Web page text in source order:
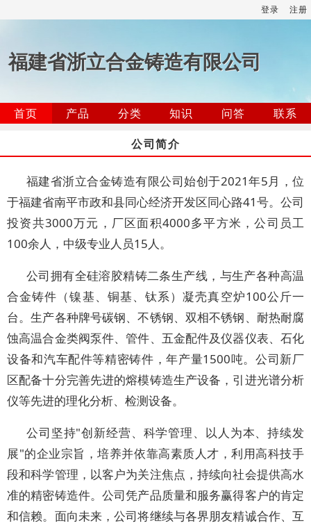
登录 注册
福建省浙立合金铸造有限公司
首页 产品 分类 知识 问答
联系
公司简介
福建省浙立合金铸造有限公司始创于2021年5月，位
于福建省南平市政和县同心经济开发区同心路41号。公司
投资共3000万元，厂区面积4000多平方米，公司员工
100余人，中级专业人员15人。
公司拥有全硅溶胶精铸二条生产线，与生产各种高温
合金铸件（镍基、铜基、钛系）凝壳真空炉100公斤一
台。生产各种牌号碳钢、不锈钢、双相不锈钢、耐热耐腐
蚀高温合金类阀泵件、管件、五金配件及仪器仪表、石化
设备和汽车配件等精密铸件，年产量1500吨。公司新厂
区配备十分完善先进的熔模铸造生产设备，引进光谱分析
仪等先进的理化分析、检测设备。
公司坚持"创新经营、科学管理、以人为本、持续发
展"的企业宗旨，培养并依靠高素质人才，利用高科技手
段和科学管理，以客户为关注焦点，持续向社会提供高水
准的精密铸造件。公司凭产品质量和服务赢得客户的肯定
和信赖。面向未来，公司将继续与各界朋友精诚合作、互